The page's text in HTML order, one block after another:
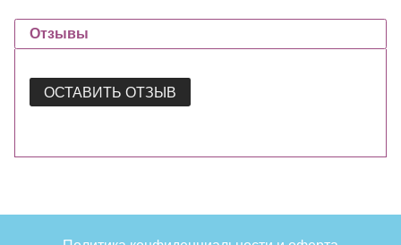
Отзывы
ОСТАВИТЬ ОТЗЫВ